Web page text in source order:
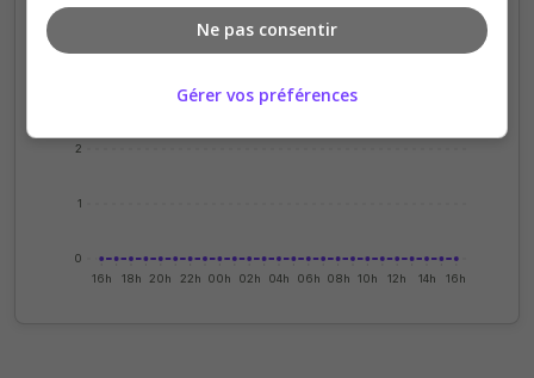
0
1
2
16h 18h 20h 22h 00h 02h 04h 06h 08h 10h 12h 14h 16h
Ne pas consentir
Gérer vos préférences